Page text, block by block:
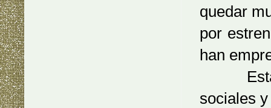
quedar
por
han
Esta
sociales